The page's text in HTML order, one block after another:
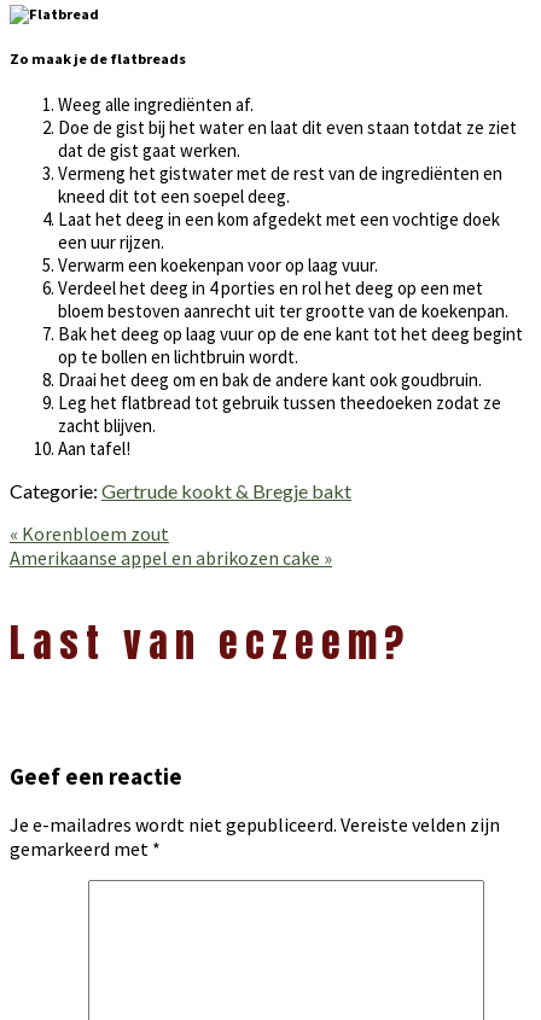
Zo maak je de flatbreads
Weeg alle ingrediënten af.
Doe de gist bij het water en laat dit even staan totdat ze ziet
dat de gist gaat werken.
Vermeng het gistwater met de rest van de ingrediënten en
kneed dit tot een soepel deeg.
Laat het deeg in een kom afgedekt met een vochtige doek
een uur rijzen.
Verwarm een koekenpan voor op laag vuur.
Verdeel het deeg in 4 porties en rol het deeg op een met
bloem bestoven aanrecht uit ter grootte van de koekenpan.
Bak het deeg op laag vuur op de ene kant tot het deeg begint
op te bollen en lichtbruin wordt.
Draai het deeg om en bak de andere kant ook goudbruin.
Leg het flatbread tot gebruik tussen theedoeken zodat ze
zacht blijven.
Aan tafel!
Categorie: Gertrude kookt & Bregje bakt
Vorig
bericht:
« Korenbloem zout
Volgend
Amerikaanse appel en abrikozen cake »
Interacties
Last van eczeem?
Geef een reactie
Je e-mailadres wordt niet gepubliceerd. Vereiste velden zijn
gemarkeerd met *